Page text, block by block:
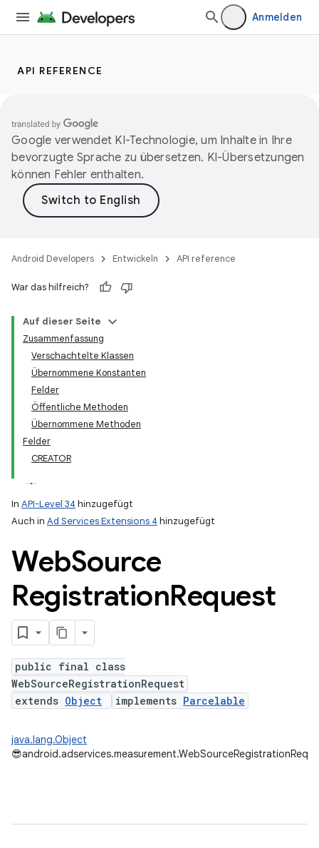
Anmelden
API REFERENCE
Google verwendet KI-Technologie, um Inhalte in Ihre
bevorzugte Sprache zu übersetzen. KI-Übersetzungen
können Fehler enthalten.
Android Developers Entwickeln API reference
War das hilfreich?
Auf dieser Seite
Zusammenfassung
Verschachtelte Klassen
Übernommene Konstanten
Felder
Öffentliche Methoden
Übernommene Methoden
Felder
CREATOR
In API-Level 34 hinzugefügt
Auch in Ad Services Extensions 4 hinzugefügt
WebSource
RegistrationRequest
public final class
WebSourceRegistrationRequest
extends Object implements Parcelable
java.lang.Object
😎